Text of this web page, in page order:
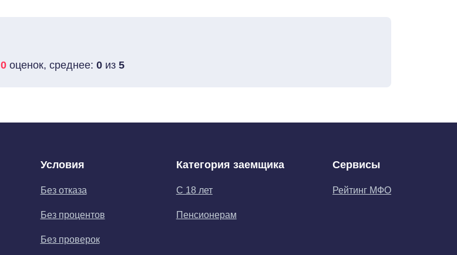
0оценок, среднее: 0из 5
Условия
Без отказа
Без процентов
Без проверок
Категория заемщика
С 18 лет
Пенсионерам
Сервисы
Рейтинг МФО